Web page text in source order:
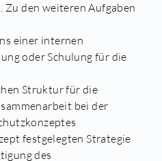
Zu den weiteren Aufgaben
einer internen
oder Schulung für die
Struktur für die
bei der
festgelegten Strategie
des